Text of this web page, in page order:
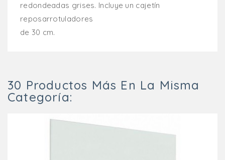
redondeadas grises. Incluye un cajetín
reposarrotuladores
de 30 cm.
30 Productos Más En La Misma
Categoría: